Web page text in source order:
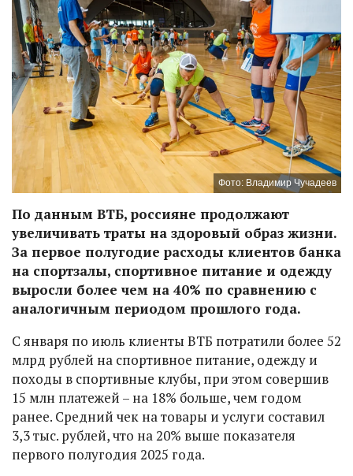
Фото: Владимир Чучадеев
По данным ВТБ, россияне продолжают
увеличивать траты на здоровый образ жизни.
За первое полугодие расходы клиентов банка
на спортзалы, спортивное питание и одежду
выросли более чем на 40% по сравнению с
аналогичным периодом прошлого года.
С января по июль клиенты ВТБ потратили более 52
млрд рублей на спортивное питание, одежду и
походы в спортивные клубы, при этом совершив
15 млн платежей – на 18% больше, чем годом
ранее. Средний чек на товары и услуги составил
3,3 тыс. рублей, что на 20% выше показателя
первого полугодия 2025 года.